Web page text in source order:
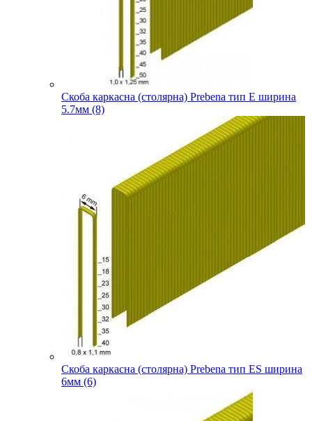
Скоба каркасна (столярна) Prebena тип E ширина
5.7мм (8)
Скоба каркасна (столярна) Prebena тип ES ширина
6мм (6)